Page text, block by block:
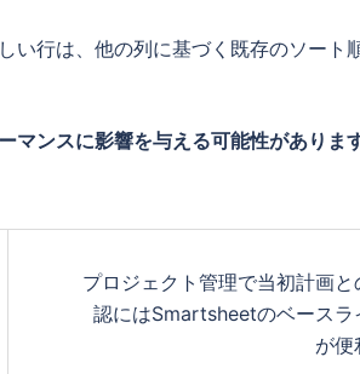
い行は、他の列に基づく既存のソート
マンスに影響を与える可能性があります
プロジェクト管理で当初計画と
認にはSmartsheetのベースラ
が便